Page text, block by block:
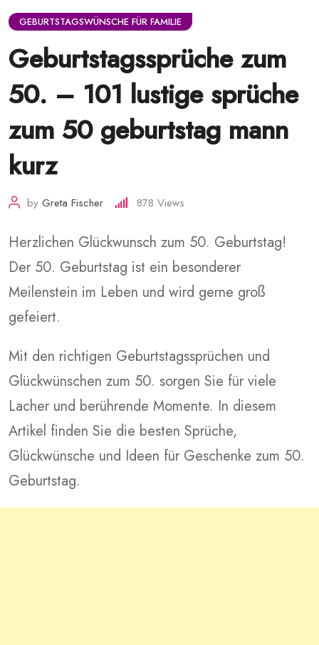
GEBURTSTAGSWÜNSCHE FÜR FAMILIE
Geburtstagssprüche zum
50. – 101 lustige sprüche
zum 50 geburtstag mann
kurz
by Greta Fischer 878 Views
Herzlichen Glückwunsch zum 50. Geburtstag!
Der 50. Geburtstag ist ein besonderer
Meilenstein im Leben und wird gerne groß
gefeiert.
Mit den richtigen Geburtstagssprüchen und
Glückwünschen zum 50. sorgen Sie für viele
Lacher und berührende Momente. In diesem
Artikel finden Sie die besten Sprüche,
Glückwünsche und Ideen für Geschenke zum 50.
Geburtstag.